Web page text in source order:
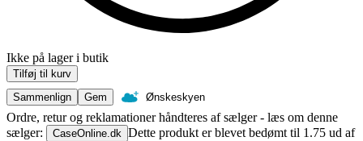
Ikke på lager i butik
Tilføj til kurv
Sammenlign
Gem Ønskeskyen
Ordre, retur og reklamationer håndteres af sælger - læs om denne
sælger:
CaseOnline.dk Dette produkt er blevet bedømt til 1.75 ud af